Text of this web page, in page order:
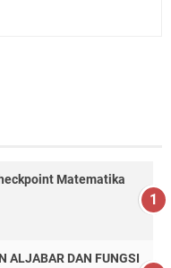
Matematika
ALJABAR DAN FUNGSI